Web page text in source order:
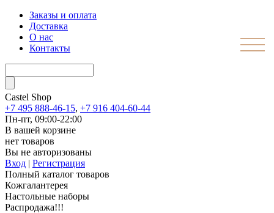
Заказы и оплата
Доставка
О нас
Контакты
Castel Shop
+7 495 888-46-15, +7 916 404-60-44
Пн-пт, 09:00-22:00
В вашей корзине
нет товаров
Вы не авторизованы
Вход | Регистрация
Полный каталог товаров
Кожгалантерея
Настольные наборы
Распродажа!!!